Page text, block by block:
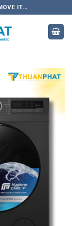
IT...